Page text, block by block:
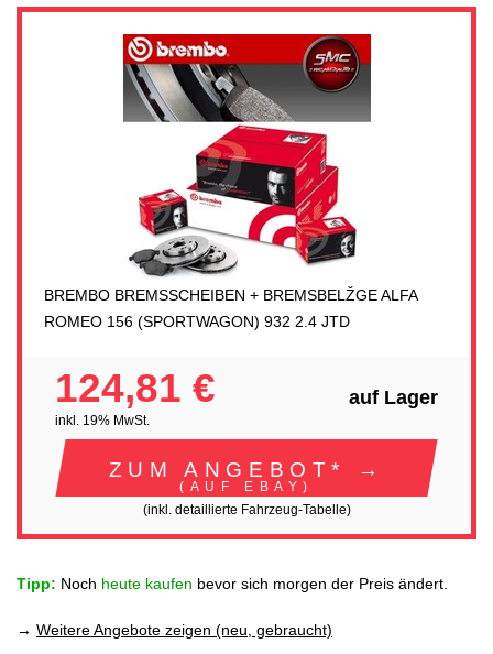
BREMBO BREMSSCHEIBEN + BREMSBELŽGE ALFA
ROMEO 156 (SPORTWAGON) 932 2.4 JTD
124,81 €
inkl. 19% MwSt.
auf Lager
ZUM ANGEBOT* →
(AUF EBAY)
(inkl. detaillierte Fahrzeug-Tabelle)
Tipp: Noch heute kaufen bevor sich morgen der Preis ändert.
→ Weitere Angebote zeigen (neu, gebraucht)